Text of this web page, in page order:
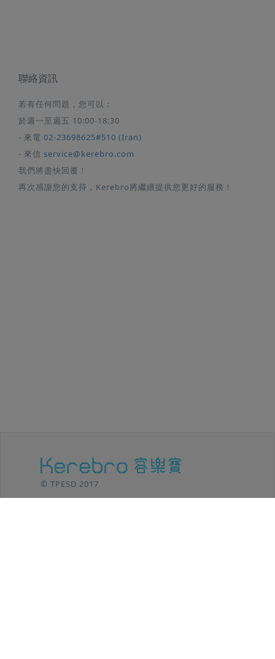
聯絡資訊
若有任何問題，您可以：
於週一至週五 10:00-18:30
- 來電 02-23698625#510 (Iran)
- 來信 service@kerebro.com
我們將盡快回覆！
再次感謝您的支持，Kerebro將繼續提供您更好的服務！
© TPESD 2017